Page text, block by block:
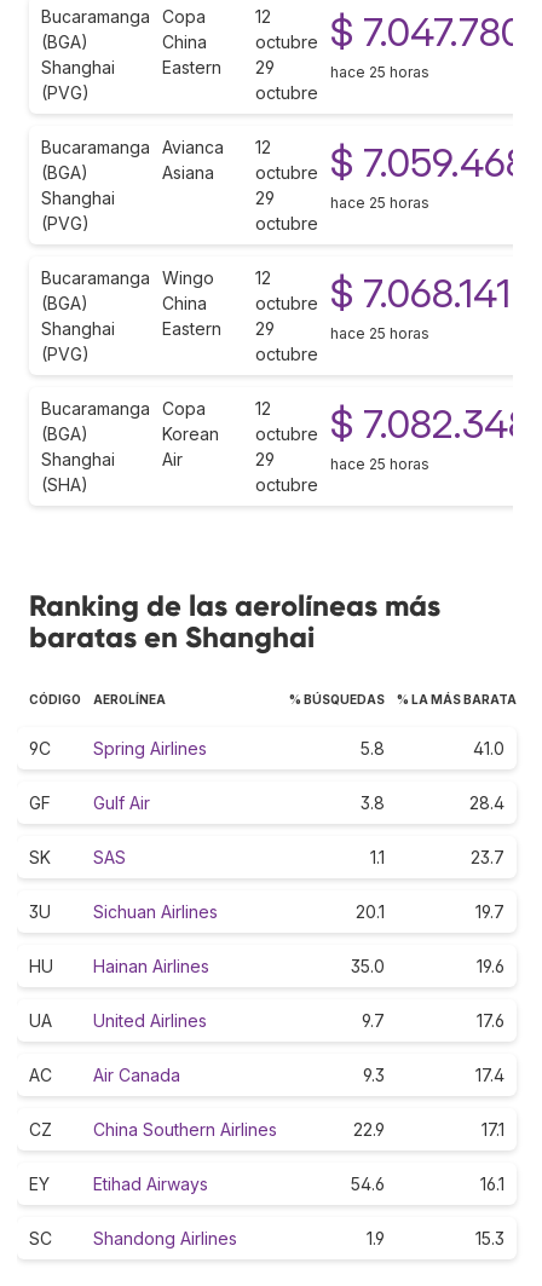
Bucaramanga
(BGA)
Shanghai
(PVG)
Copa
China
Eastern
12
octubre
29
octubre
$ 7.047.780
hace 25 horas
Bucaramanga
(BGA)
Shanghai
(PVG)
Avianca
Asiana
12
octubre
29
octubre
$ 7.059.468
hace 25 horas
Bucaramanga
(BGA)
Shanghai
(PVG)
Wingo
China
Eastern
12
octubre
29
octubre
$ 7.068.141
hace 25 horas
Bucaramanga
(BGA)
Shanghai
(SHA)
Copa
Korean
Air
12
octubre
29
octubre
$ 7.082.348
hace 25 horas
Ranking de las aerolíneas más
baratas en Shanghai
CÓDIGO AEROLÍNEA % BÚSQUEDAS % LA MÁS BARATA
9C Spring Airlines 5.8 41.0
GF Gulf Air 3.8 28.4
SK SAS 1.1 23.7
3U Sichuan Airlines 20.1 19.7
HU Hainan Airlines 35.0 19.6
UA United Airlines 9.7 17.6
AC Air Canada 9.3 17.4
CZ China Southern Airlines 22.9 17.1
EY Etihad Airways 54.6 16.1
SC Shandong Airlines 1.9 15.3